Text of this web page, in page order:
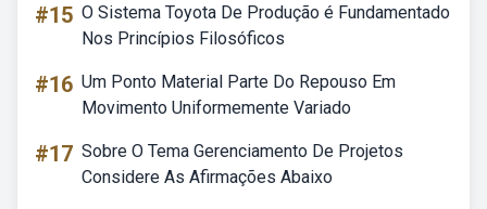
#15 O Sistema Toyota De Produção é Fundamentado
Nos Princípios Filosóficos
#16 Um Ponto Material Parte Do Repouso Em
Movimento Uniformemente Variado
#17 Sobre O Tema Gerenciamento De Projetos
Considere As Afirmações Abaixo